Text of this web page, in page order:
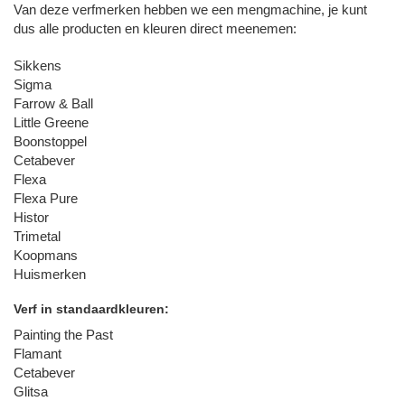
Van deze verfmerken hebben we een mengmachine, je kunt
dus alle producten en kleuren direct meenemen:
Sikkens
Sigma
Farrow & Ball
Little Greene
Boonstoppel
Cetabever
Flexa
Flexa Pure
Histor
Trimetal
Koopmans
Huismerken
Verf in standaardkleuren:
Painting the Past
Flamant
Cetabever
Glitsa